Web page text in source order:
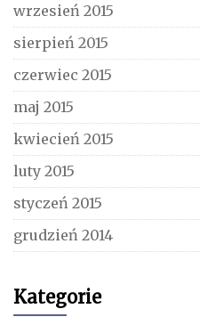
wrzesień 2015
sierpień 2015
czerwiec 2015
maj 2015
kwiecień 2015
luty 2015
styczeń 2015
grudzień 2014
Kategorie